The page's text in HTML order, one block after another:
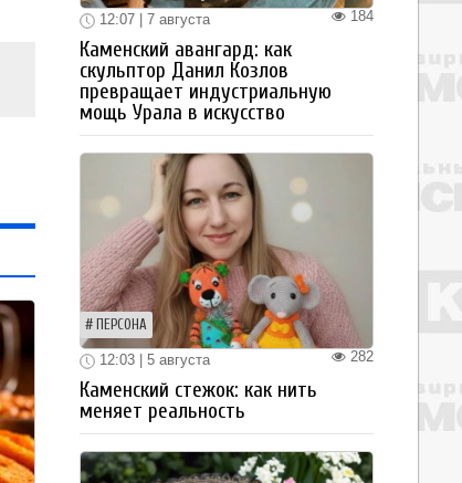
184
12:07 | 7 августа
Каменский авангард: как
скульптор Данил Козлов
превращает индустриальную
мощь Урала в искусство
ПЕРСОНА
282
12:03 | 5 августа
Каменский стежок: как нить
меняет реальность